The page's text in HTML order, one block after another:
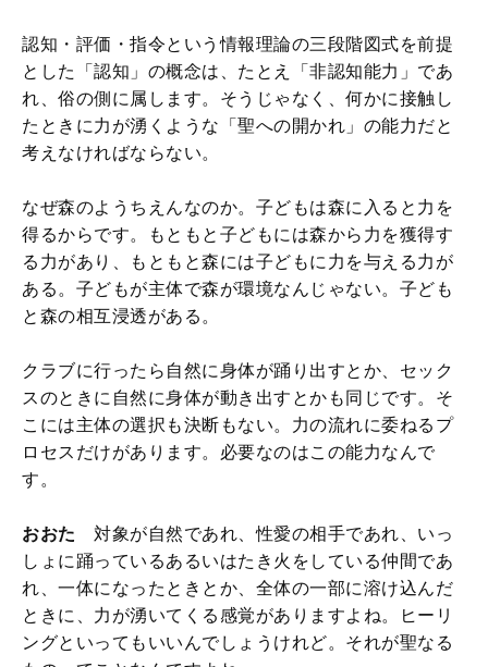
認知・評価・指令という情報理論の三段階図式を前提
とした「認知」の概念は、たとえ「非認知能力」であ
れ、俗の側に属します。そうじゃなく、何かに接触し
たときに力が湧くような「聖への開かれ」の能力だと
考えなければならない。
なぜ森のようちえんなのか。子どもは森に入ると力を
得るからです。もともと子どもには森から力を獲得す
る力があり、もともと森には子どもに力を与える力が
ある。子どもが主体で森が環境なんじゃない。子ども
と森の相互浸透がある。
クラブに行ったら自然に身体が踊り出すとか、セック
スのときに自然に身体が動き出すとかも同じです。そ
こには主体の選択も決断もない。力の流れに委ねるプ
ロセスだけがあります。必要なのはこの能力なんで
す。
おおた 対象が自然であれ、性愛の相手であれ、いっ
しょに踊っているあるいはたき火をしている仲間であ
れ、一体になったときとか、全体の一部に溶け込んだ
ときに、力が湧いてくる感覚がありますよね。ヒーリ
ングといってもいいんでしょうけれど。それが聖なる